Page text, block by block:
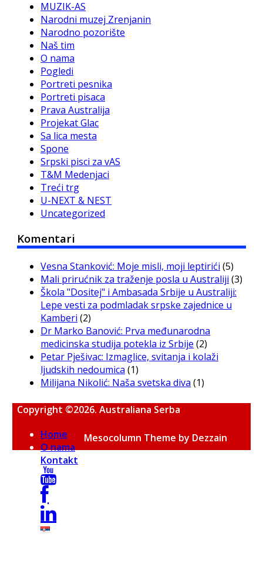
MUZIK-AS
Narodni muzej Zrenjanin
Narodno pozorište
Naš tim
O nama
Pogledi
Portreti pesnika
Portreti pisaca
Prava Australija
Projekat Glac
Sa lica mesta
Spone
Srpski pisci za vAS
T&M Medenjaci
Treći trg
U-NEXT & NEST
Uncategorized
Komentari
Vesna Stanković: Moje misli, moji leptirići (5)
Mali prirućnik za traženje posla u Australiji (3)
Škola "Dositej" i Ambasada Srbije u Australiji:
Lepe vesti za podmladak srpske zajednice u
Kamberi (2)
Dr Marko Banović: Prva međunarodna
medicinska studija potekla iz Srbije (2)
Petar Pješivac: Izmaglice, svitanja i kolaži
ljudskih nedoumica (1)
Milijana Nikolić: Naša svetska diva (1)
Copyright ©2026. Australiana Serba
Home
O nama
Kontakt
Mesocolumn Theme by Dezzain